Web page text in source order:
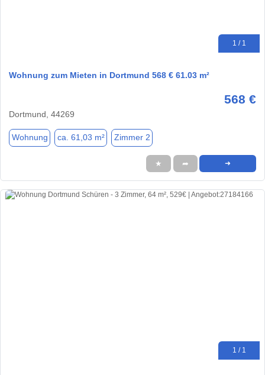
1 / 1
Wohnung zum Mieten in Dortmund 568 € 61.03 m²
568 €
Dortmund, 44269
Wohnung ca. 61,03 m² Zimmer 2
★ ➦ ➜
1 / 1